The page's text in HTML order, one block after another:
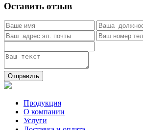
Оставить отзыв
Отправить
Продукция
О компании
Услуги